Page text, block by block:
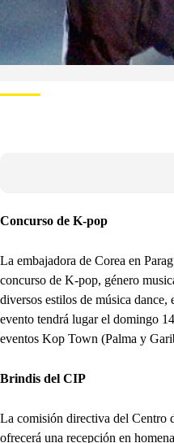
Concurso de K-pop
La embajadora de Corea en
concurso de K-pop, género
diversos estilos de música
evento tendrá lugar el domingo
eventos Kop Town (Palma y
Brindis del CIP
La comisión directiva del Centro
ofrecerá una recepción en